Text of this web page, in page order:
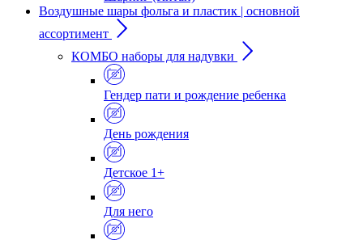
Воздушные шары фольга и пластик | основной
ассортимент
КОМБО наборы для надувки
Гендер пати и рождение ребенка
День рождения
Детское 1+
Для него